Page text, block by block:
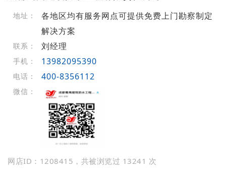
地址：
各地区均有服务网点可提供免费上门勘察制定
解决方案
联系： 刘经理
手机： 13982095390
电话： 400-8356112
微信：
网店ID：1208415，共被浏览过 13241 次